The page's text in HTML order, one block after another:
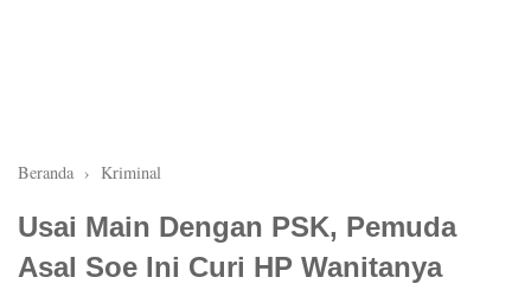
Beranda › Kriminal
Usai Main Dengan PSK, Pemuda
Asal Soe Ini Curi HP Wanitanya